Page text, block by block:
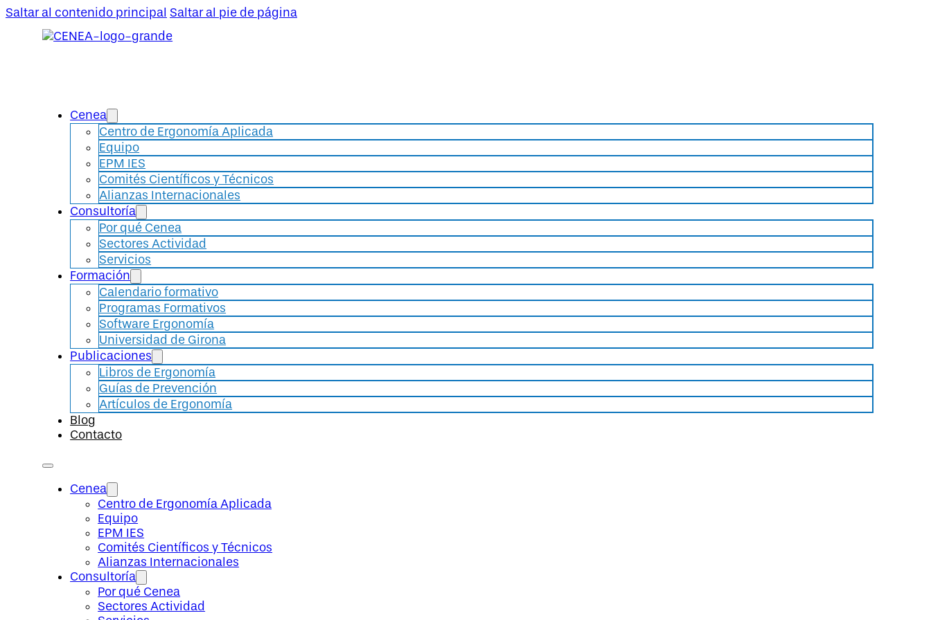
Saltar al contenido principal Saltar al pie de página
Cenea
Centro de Ergonomía Aplicada
Equipo
EPM IES
Comités Científicos y Técnicos
Alianzas Internacionales
Consultoría
Por qué Cenea
Sectores Actividad
Servicios
Formación
Calendario formativo
Programas Formativos
Software Ergonomía
Universidad de Girona
Publicaciones
Libros de Ergonomía
Guías de Prevención
Artículos de Ergonomía
Blog
Contacto
Cenea
Centro de Ergonomía Aplicada
Equipo
EPM IES
Comités Científicos y Técnicos
Alianzas Internacionales
Consultoría
Por qué Cenea
Sectores Actividad